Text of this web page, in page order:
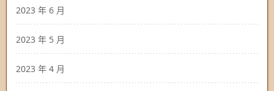
2023 年 6 月
2023 年 5 月
2023 年 4 月